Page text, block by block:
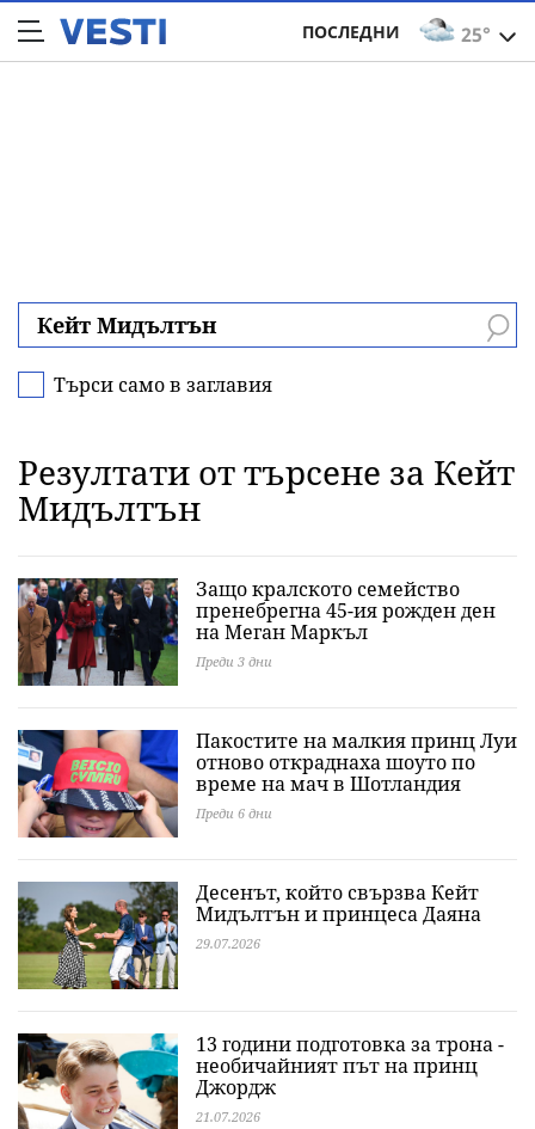
25°
ПОСЛЕДНИ
Търси само в заглавия
Резултати от търсене за Кейт
Мидълтън
Защо кралското семейство
пренебрегна 45-ия рожден ден
на Меган Маркъл
Преди 3 дни
Пакостите на малкия принц Луи
отново откраднаха шоуто по
време на мач в Шотландия
Преди 6 дни
Десенът, който свързва Кейт
Мидълтън и принцеса Даяна
29.07.2026
13 години подготовка за трона -
необичайният път на принц
Джордж
21.07.2026